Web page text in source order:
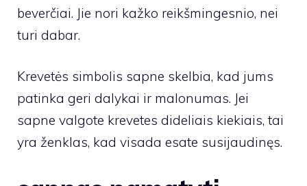
beverčiai. Jie nori kažko reikšmingesnio, nei
turi dabar.
Krevetės simbolis sapne skelbia, kad jums
patinka geri dalykai ir malonumas. Jei
sapne valgote krevetes dideliais kiekiais, tai
yra ženklas, kad visada esate susijaudinęs.